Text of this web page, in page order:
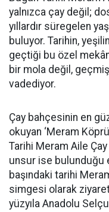
yalnızca çay değil;
yıllardır süregelen
buluyor. Tarihin,
geçtiği bu özel
bir mola değil,
vadediyor.
Çay bahçesinin en
okuyan ‘Meram
Tarihi Meram Aile
unsur ise bulunduğu
başındaki tarihi
simgesi olarak
yüzyıla Anadolu